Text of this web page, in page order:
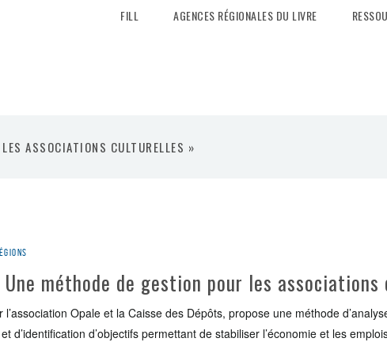
FILL AGENCES RÉGIONALES DU LIVRE
ASSOCIATIONS CULTURELLES »
méthode de gestion pour les
Opale et la Caisse des Dépôts, propose une méthode
d’identification d’objectifs permettant de stabiliser l’économie et les